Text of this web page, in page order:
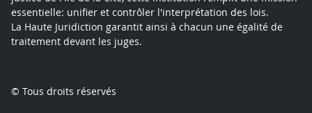
essentielle: unifier et contrôler l'interprétation des lois.
La Haute Juridiction garantit ainsi à chacun une égalité de
traitement devant les juges.
© Tous droits réservés